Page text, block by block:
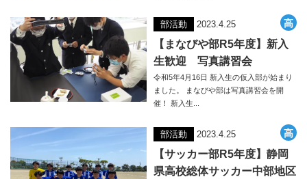
部活動 2023.4.25
【まなびや部R5年度】新入
生歓迎 写真講習会
令和5年4月16日 新入生の仮入部が始まり
ました。 まなびや部は写真講習会を開
催！ 新入生...
部活動 2023.4.25
【サッカー部R5年度】静岡
県高校総体サッカー中部地区